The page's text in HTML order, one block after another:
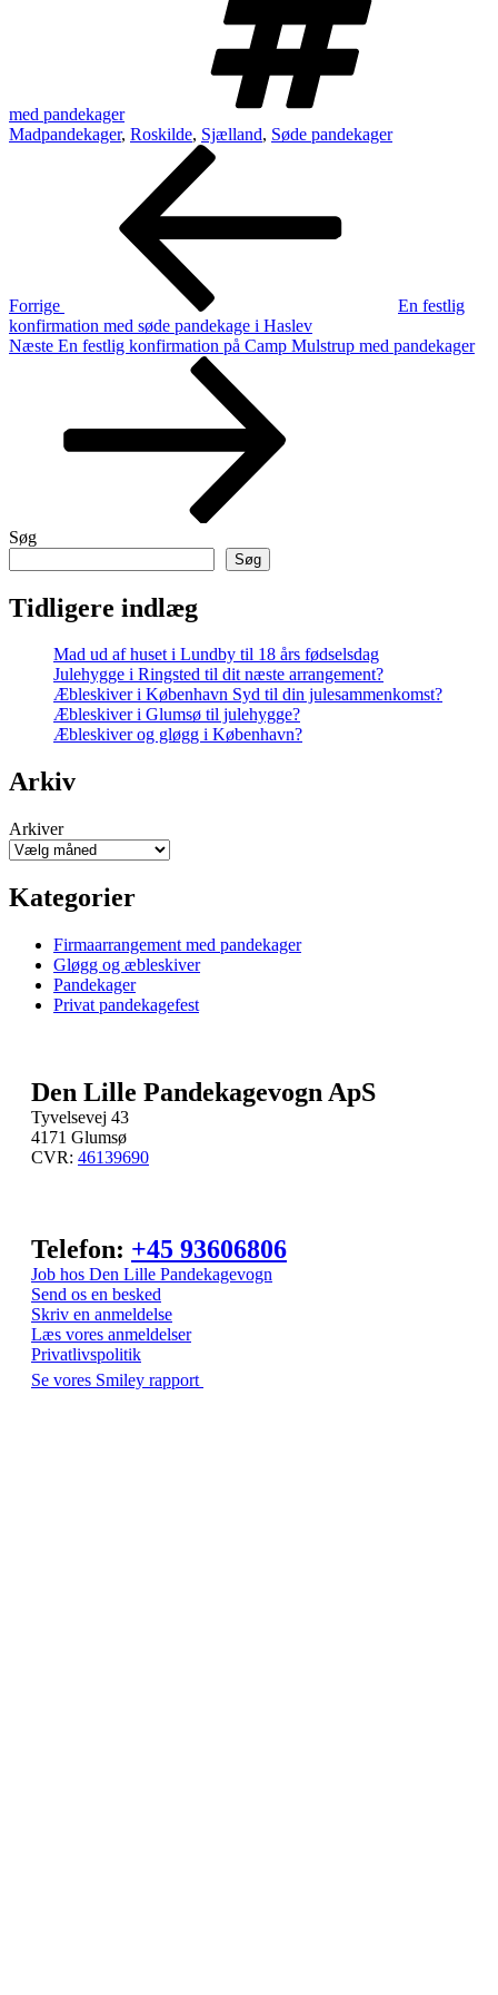
med pandekager
Madpandekager, Roskilde, Sjælland, Søde pandekager
Indlægsnavigation
Forrige
En festlig
konfirmation med søde pandekage i Haslev
Næste
Næste En festlig konfirmation på Camp Mulstrup med pandekager
Søg
Søg
Tidligere indlæg
Mad ud af huset i Lundby til 18 års fødselsdag
Julehygge i Ringsted til dit næste arrangement?
Æbleskiver i København Syd til din julesammenkomst?
Æbleskiver i Glumsø til julehygge?
Æbleskiver og gløgg i København?
Arkiv
Arkiver
Kategorier
Firmaarrangement med pandekager
Gløgg og æbleskiver
Pandekager
Privat pandekagefest
Den Lille Pandekagevogn ApS
Tyvelsevej 43
4171 Glumsø
CVR: 46139690
Telefon: +45 93606806
Job hos Den Lille Pandekagevogn
Send os en besked
Skriv en anmeldelse
Læs vores anmeldelser
Privatlivspolitik
Se vores Smiley rapport